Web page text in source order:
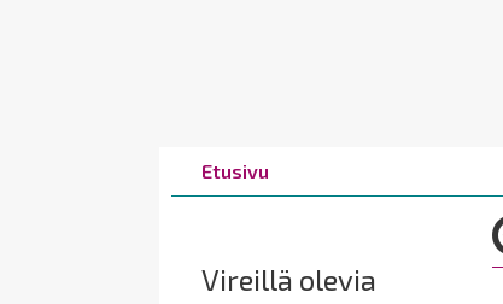
Breadcrumbs
You
are
Etusivu
Vireillä olevia